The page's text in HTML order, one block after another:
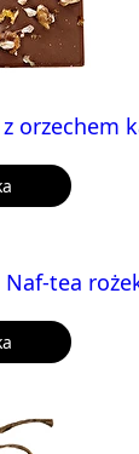
orzechem
tea